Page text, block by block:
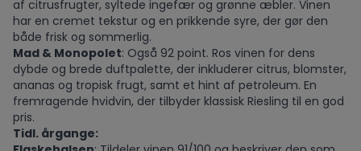
af citrusfrugter, syltede ingefær og grønne æbler. Vinen
har en cremet tekstur og en prikkende syre, der gør den
både frisk og sommerlig.
Mad & Monopolet: Også 92 point. Ros vinen for dens
dybde og brede duftpalette, der inkluderer citrus, blomster,
ananas og tropisk frugt, samt et hint af petroleum. En
fremragende hvidvin, der tilbyder klassisk Riesling til en god
pris.
Tidl. årgange: